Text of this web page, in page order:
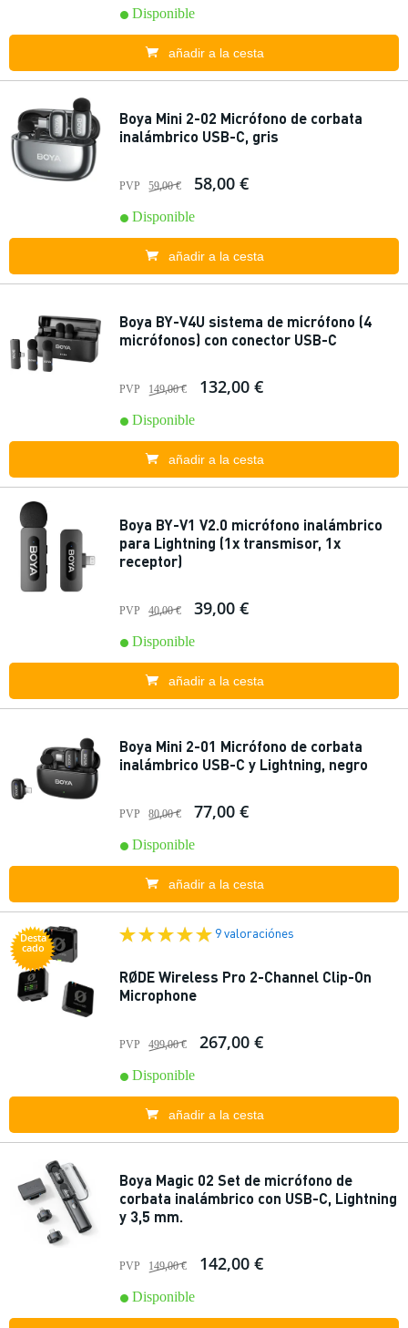
Disponible
añadir a la cesta
Boya Mini 2-02 Micrófono de corbata
inalámbrico USB-C, gris
PVP 59,00 € 58,00 €
Disponible
añadir a la cesta
Boya BY-V4U sistema de micrófono (4
micrófonos) con conector USB-C
PVP 149,00 € 132,00 €
Disponible
añadir a la cesta
Boya BY-V1 V2.0 micrófono inalámbrico
para Lightning (1x transmisor, 1x
receptor)
PVP 40,00 € 39,00 €
Disponible
añadir a la cesta
Boya Mini 2-01 Micrófono de corbata
inalámbrico USB-C y Lightning, negro
PVP 80,00 € 77,00 €
Disponible
añadir a la cesta
Desta
cado
9 valoraciónes
RØDE Wireless Pro 2-Channel Clip-On
Microphone
PVP 499,00 € 267,00 €
Disponible
añadir a la cesta
Boya Magic 02 Set de micrófono de
corbata inalámbrico con USB-C, Lightning
y 3,5 mm.
PVP 149,00 € 142,00 €
Disponible